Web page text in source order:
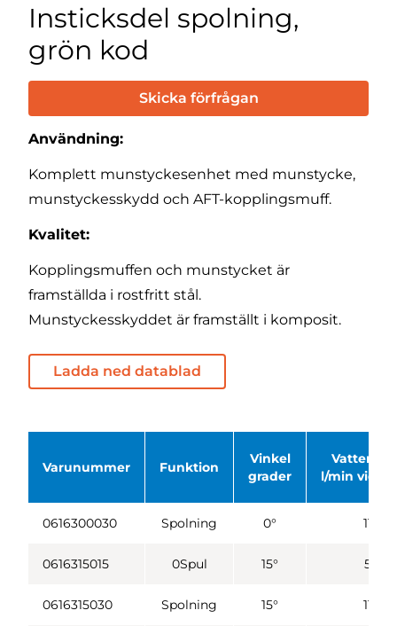
Insticksdel spolning,
grön kod
Skicka förfrågan
Användning:
Komplett munstyckesenhet med munstycke,
munstyckesskydd och AFT-kopplingsmuff.
Kvalitet:
Kopplingsmuffen och munstycket är
framställda i rostfritt stål.
Munstyckesskyddet är framställt i komposit.
Ladda ned datablad
Varunummer Funktion
Vinkel
grader
l/min vid
0616300030 Spolning 0° 11,0
0616315015 0Spul 15° 5,7
0616315030 Spolning 15° 11,0